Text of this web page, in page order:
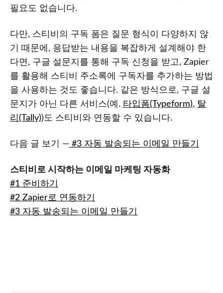
필요도 없습니다.
다만, 스티비의 구독 폼은 질문 형식이 다양하지 않
기 때문에, 응답받는 내용을 복잡하게 설계해야 한
다면, 구글 설문지를 통해 구독 신청을 받고, Zapier
를 활용해 스티비 주소록에 구독자를 추가하는 방법
을 사용하는 것도 좋습니다. 같은 방식으로, 구글 설
문지가 아닌 다른 서비스(예. 타입폼(Typeform), 탈
리(Tally))도 스티비와 연동할 수 있습니다.
다음 글 보기 — #3 자동 발송되는 이메일 만들기
스티비로 시작하는 이메일 마케팅 자동화
#1 준비하기
#2 Zapier로 연동하기
#3 자동 발송되는 이메일 만들기